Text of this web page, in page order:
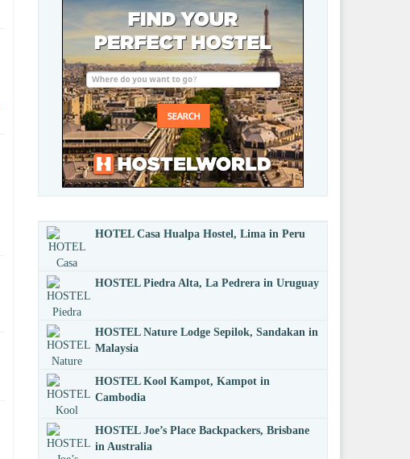
HOTEL Casa Hualpa Hostel, Lima in Peru
HOSTEL Piedra Alta, La Pedrera in Uruguay
HOSTEL Nature Lodge Sepilok, Sandakan in
Malaysia
HOSTEL Kool Kampot, Kampot in
Cambodia
HOSTEL Joe’s Place Backpackers, Brisbane
in Australia